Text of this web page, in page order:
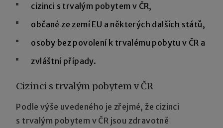
cizinci s trvalým pobytem v ČR,
občané ze zemí EU a některých dalších států,
osoby bez povolení k trvalému pobytu v ČR a
zvláštní případy.
Cizinci s trvalým pobytem v ČR
Podle výše uvedeného je zřejmé, že cizinci
s trvalým pobytem v ČR jsou zdravotně